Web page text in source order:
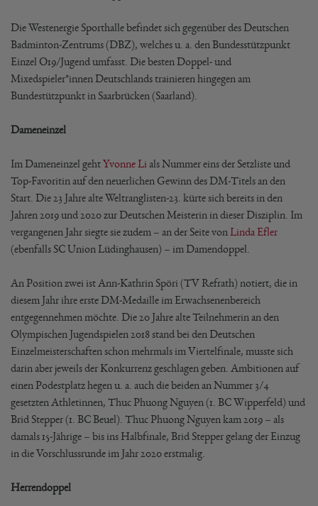
Die Westenergie Sporthalle befindet sich gegenüber des Deutschen
Badminton-Zentrums (DBZ), welches u. a. den Bundesstützpunkt
Einzel O19/Jugend umfasst. Die besten Doppel- und
Mixedspieler*innen Deutschlands trainieren hingegen am
Bundestützpunkt in Saarbrücken (Saarland).
Dameneinzel
Im Dameneinzel gehtYvonne Li als Nummer eins der Setzliste und
Top-Favoritin auf den neuerlichen Gewinn des DM-Titels an den
Start. Die 23 Jahre alte Weltranglisten-23. kürte sich bereits in den
Jahren 2019 und 2020 zur Deutschen Meisterin in dieser Disziplin. Im
vergangenen Jahr siegte sie zudem – an der Seite von Linda Efler
(ebenfalls SC Union Lüdinghausen) – im Damendoppel.
An Position zwei ist Ann-Kathrin Spöri (TV Refrath) notiert, die in
diesem Jahr ihre erste DM-Medaille im Erwachsenenbereich
entgegennehmen möchte. Die 20 Jahre alte Teilnehmerin an den
Olympischen Jugendspielen 2018 stand bei den Deutschen
Einzelmeisterschaften schon mehrmals im Viertelfinale, musste sich
darin aber jeweils der Konkurrenz geschlagen geben. Ambitionen auf
einen Podestplatz hegen u. a. auch die beiden an Nummer 3/4
gesetzten Athletinnen, Thuc Phuong Nguyen (1. BC Wipperfeld) und
Brid Stepper (1. BC Beuel). Thuc Phuong Nguyen kam 2019 – als
damals 15-Jährige – bis ins Halbfinale, Brid Stepper gelang der Einzug
in die Vorschlussrunde im Jahr 2020 erstmalig.
Herrendoppel